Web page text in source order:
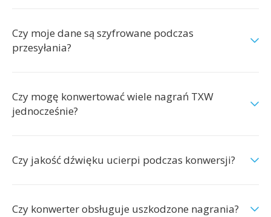
Czy moje dane są szyfrowane podczas
przesyłania?
Czy mogę konwertować wiele nagrań TXW
jednocześnie?
Czy jakość dźwięku ucierpi podczas konwersji?
Czy konwerter obsługuje uszkodzone nagrania?